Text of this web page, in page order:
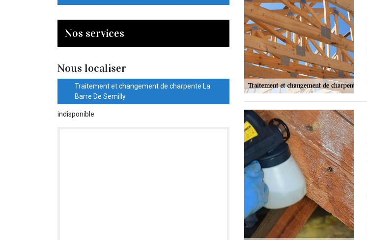
Nos services
Nous localiser
Traitement et changement de charpente La
Barre De Semilly
indisponible